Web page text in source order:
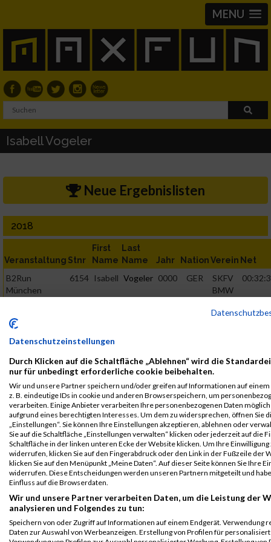
MENU
Isabell Vogeler
Neue Ergebnislisten
2018
Veranstaltung Stnr
First
Name
Last
Name
Jahr NationVerein Net
B2Run
München
6154 Isabell Vogeler 0000 GER
SKFV
BMW
B2Run
Einzelwertung
weiblich
B2Run
München
Teamwertung
mixed
6154 Isabell Vogeler 0000 GER
SKFV
BMW
Group
B2Run
München
Teamwertung
weiblich
6154 Isabell Vogeler 0000 GER
SKFV
BMW
Group
GPos = Geschlechter Position, KPos = Kategorie Position, TPos =
Team Position, DNS = Did not start, DNF = Did not finish, DQ =
Disqualifiziert
Datenschutzeinstellungen
Durch Klicken auf die Schaltfläche „Ablehnen“ wird die
nur für unbedingt erforderliche cookie beibehalten.
Wir und unsere Partner speichern und/oder greifen auf Informationen auf einem
z. B. eindeutige IDs in cookie und anderen Browserspeichern, um
verarbeiten. Einige Anbieter verarbeiten Ihre personenbezogenen Daten
aufgrund eines berechtigten Interesses. Um dem zu widersprechen, öffnen Sie
„Einstellungen“. Sie können Ihre Einstellungen akzeptieren, ablehnen oder
Sie auf die Schaltfläche „Einstellungen verwalten“ klicken oder jederzeit auf die
Schaltfläche in der linken unteren Ecke der Website klicken. Um Ihre Einwilligung
widerrufen, klicken Sie auf den Fingerabdruck oder den Link in der Fußzeile der
klicken Sie auf den Menüpunkt „Meine Daten“. Auf dieser Seite können Sie Ihre
widerrufen. Diese Entscheidungen werden unseren Partnern mitgeteilt und
Einfluss auf die Browserdaten.
Wir und unsere Partner verarbeiten Daten, um die Leistung der
analysieren und Folgendes zu tun:
Speichern von oder Zugriff auf Informationen auf einem Endgerät. Verwendung
Daten zur Auswahl von Werbeanzeigen. Erstellung von Profilen für